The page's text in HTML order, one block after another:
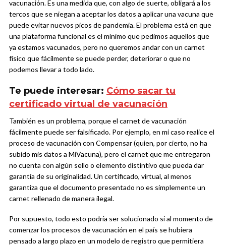
vacunación. Es una medida que, con algo de suerte, obligará a los
tercos que se niegan a aceptar los datos a aplicar una vacuna que
puede evitar nuevos picos de pandemia. El problema está en que
una plataforma funcional es el mínimo que pedimos aquellos que
ya estamos vacunados, pero no queremos andar con un carnet
físico que fácilmente se puede perder, deteriorar o que no
podemos llevar a todo lado.
Te puede interesar: Cómo sacar tu
certificado virtual de vacunación
También es un problema, porque el carnet de vacunación
fácilmente puede ser falsificado. Por ejemplo, en mi caso realice el
proceso de vacunación con Compensar (quien, por cierto, no ha
subido mis datos a MiVacuna), pero el carnet que me entregaron
no cuenta con algún sello o elemento distintivo que pueda dar
garantía de su originalidad. Un certificado, virtual, al menos
garantiza que el documento presentado no es simplemente un
carnet rellenado de manera ilegal.
Por supuesto, todo esto podría ser solucionado si al momento de
comenzar los procesos de vacunación en el país se hubiera
pensado a largo plazo en un modelo de registro que permitiera